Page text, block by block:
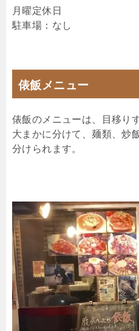
月曜定休日
駐車場：なし
俵飯メニュー
俵飯のメニューは、目移り
大まかに分けて、麺類、炒
分けられます。